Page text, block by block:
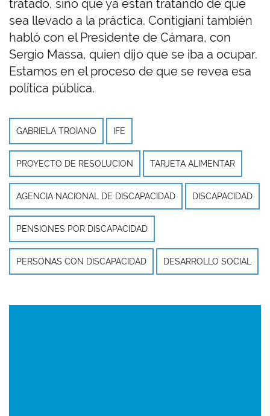
tratado, sino que ya están tratando de que
sea llevado a la práctica. Contigiani también
habló con el Presidente de Cámara, con
Sergio Massa, quien dijo que se iba a ocupar.
Estamos en el proceso de que se revea esa
política pública.
GABRIELA TROIANO IFE
PROYECTO DE RESOLUCION TARJETA ALIMENTAR
AGENCIA NACIONAL DE DISCAPACIDAD DISCAPACIDAD
PENSIONES POR DISCAPACIDAD
PERSONAS CON DISCAPACIDAD DESARROLLO SOCIAL